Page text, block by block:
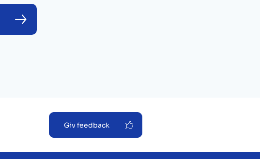
Giv feedback